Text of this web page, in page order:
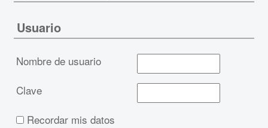
Usuario
Nombre de usuario
Clave
Recordar mis datos